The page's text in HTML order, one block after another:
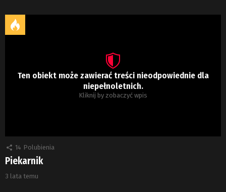
Ten obiekt może zawierać treści nieodpowiednie dla
niepełnoletnich.
Kliknij by zobaczyć wpis
14 Polubienia
Piekarnik
3 lata temu